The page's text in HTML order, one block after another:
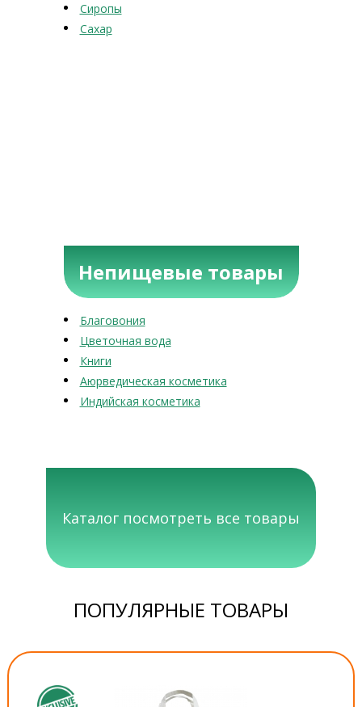
Сиропы
Сахар
Непищевые товары
Благовония
Цветочная вода
Книги
Аюрведическая косметика
Индийская косметика
Каталог посмотреть все товары
ПОПУЛЯРНЫЕ ТОВАРЫ